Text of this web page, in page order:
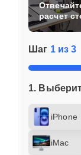
Шаг 1 из 3
1.
iPhone
iMac
расчет